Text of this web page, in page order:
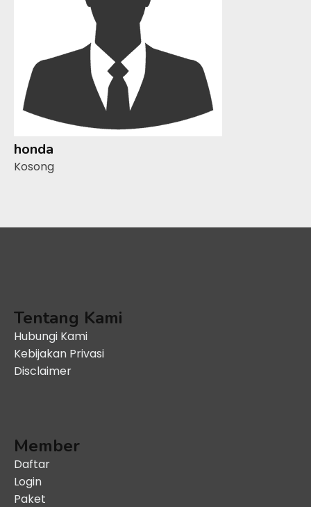
honda
Kosong
Tentang Kami
Hubungi Kami
Kebijakan Privasi
Disclaimer
Member
Daftar
Login
Paket